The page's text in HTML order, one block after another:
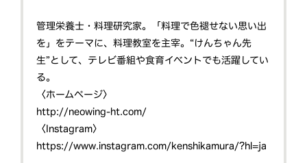
管理栄養士・料理研究家。「料理で色褪せない思い出
を」をテーマに、料理教室を主宰。“けんちゃん先
生”として、テレビ番組や食育イベントでも活躍してい
る。
〈ホームページ〉
http://neowing-ht.com/
〈Instagram〉
https://www.instagram.com/kenshikamura/?hl=ja